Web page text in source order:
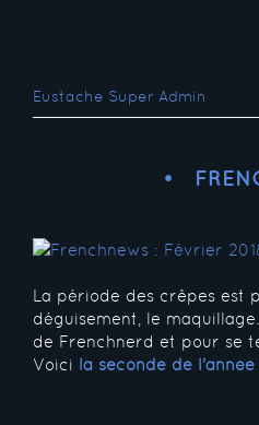
Eustache Super Admin
La période des crêpes est
déguisement, le
de Frenchnerd et pour se
Voici la seconde de l'année